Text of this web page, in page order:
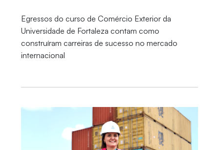
Egressos do curso de Comércio Exterior da
Universidade de Fortaleza contam como
construíram carreiras de sucesso no mercado
internacional